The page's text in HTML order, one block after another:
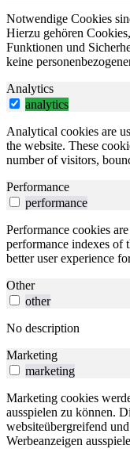
Notwendige Cookies
Hierzu gehören
Funktionen und
keine
Analytics
analytics
Analytical cookies are
the website. These
number of visitors,
Performance
performance
Performance cookies
performance indexes of
better user experience
Other
other
No description
Marketing
marketing
Marketing cookies
ausspielen zu können.
websiteübergreifend
Werbeanzeigen